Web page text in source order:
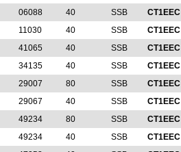
06088 40 SSB CT1EEC
11030 40 SSB CT1EEC
41065 40 SSB CT1EEC
34135 40 SSB CT1EEC
29007 80 SSB CT1EEC
29067 40 SSB CT1EEC
49234 80 SSB CT1EEC
49234 40 SSB CT1EEC